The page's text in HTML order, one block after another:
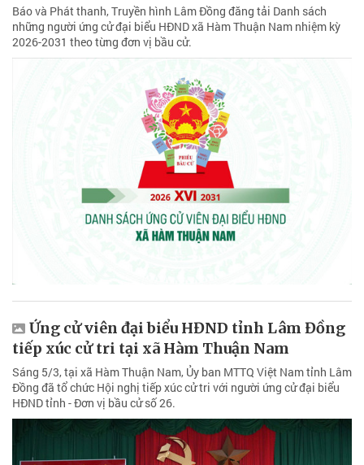
Báo và Phát thanh, Truyền hình Lâm Đồng đăng tải Danh sách
những người ứng cử đại biểu HĐND xã Hàm Thuận Nam nhiệm kỳ
2026-2031 theo từng đơn vị bầu cử.
Ứng cử viên đại biểu HĐND tỉnh Lâm Đồng
tiếp xúc cử tri tại xã Hàm Thuận Nam
Sáng 5/3, tại xã Hàm Thuận Nam, Ủy ban MTTQ Việt Nam tỉnh Lâm
Đồng đã tổ chức Hội nghị tiếp xúc cử tri với người ứng cử đại biểu
HĐND tỉnh - Đơn vị bầu cử số 26.